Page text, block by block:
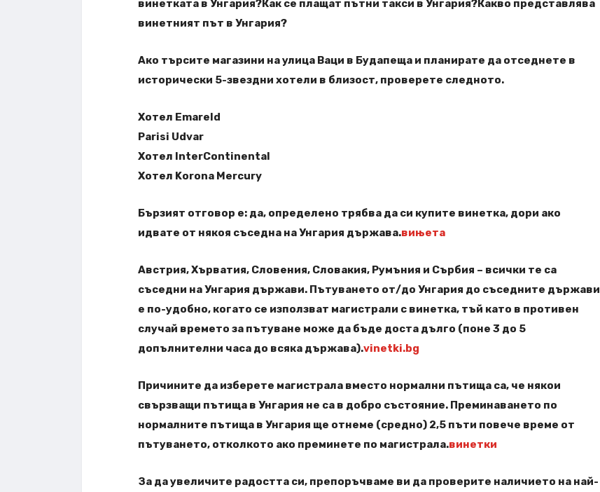
винетката в Унгария?Как се плащат пътни такси в Унгария?Какво представлява
винетният път в Унгария?
Ако търсите магазини на улица Ваци в Будапеща и планирате да отседнете в
исторически 5-звездни хотели в близост, проверете следното.
Хотел Emareld
Parisi Udvar
Хотел InterContinental
Хотел Korona Mercury
Бързият отговор е: да, определено трябва да си купите винетка, дори ако
идвате от някоя съседна на Унгария държава.вињета
Австрия, Хърватия, Словения, Словакия, Румъния и Сърбия – всички те са
съседни на Унгария държави. Пътуването от/до Унгария до съседните държави
е по-удобно, когато се използват магистрали с винетка, тъй като в противен
случай времето за пътуване може да бъде доста дълго (поне 3 до 5
допълнителни часа до всяка държава).vinetki.bg
Причините да изберете магистрала вместо нормални пътища са, че някои
свързващи пътища в Унгария не са в добро състояние. Преминаването по
нормалните пътища в Унгария ще отнеме (средно) 2,5 пъти повече време от
пътуването, отколкото ако преминете по магистрала.винетки
За да увеличите радостта си, препоръчваме ви да проверите наличието на най-